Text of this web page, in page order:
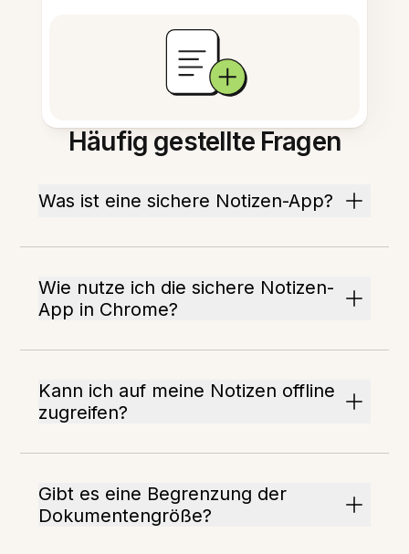
Häufig gestellte Fragen
Was ist eine sichere Notizen-App?
Wie nutze ich die sichere Notizen-
App in Chrome?
Kann ich auf meine Notizen offline
zugreifen?
Gibt es eine Begrenzung der
Dokumentengröße?